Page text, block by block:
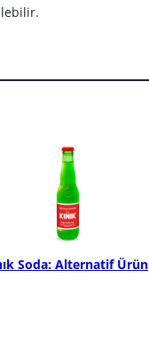
Soda: Alternatif Ürün